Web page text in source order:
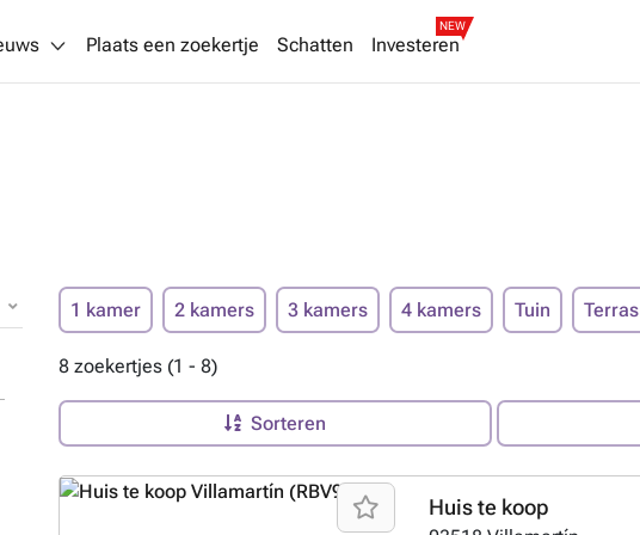
Plaats een zoekertje Schatten Investeren
NEW
1 kamer 2 kamers 3 kamers 4 kamers Tuin Terras
8 zoekertjes (1 - 8)
Sorteren
Huis te koop